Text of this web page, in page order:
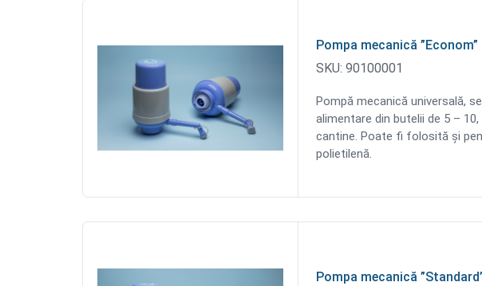
Pompa mecanică ”Econom”
SKU: 90100001
Роmpă mecanică universală,
alimentare din butelii de 5 –
cantine. Poate fi folosită şi
polietilenă.
Pompa mecanică